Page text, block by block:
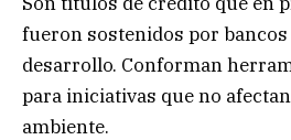
fueron sostenidos por
desarrollo. Conforman
para iniciativas que no
ambiente.